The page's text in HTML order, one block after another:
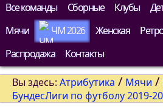
Все команды Сборные Клубы
Мячи
ЧМ 2026 Женская
Распродажа
Контакты
Вы здесь: Атрибутика / Мячи /
БундесЛиги по футболу 2019-